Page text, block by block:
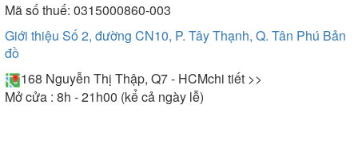
Mã số thuế: 0315000860-003
Giới thiệu Số 2, đường CN10, P. Tây Thạnh, Q. Tân Phú Bản
đồ
168 Nguyễn Thị Thập, Q7 - HCMchi tiết >>
Mở cửa : 8h - 21h00 (kể cả ngày lễ)